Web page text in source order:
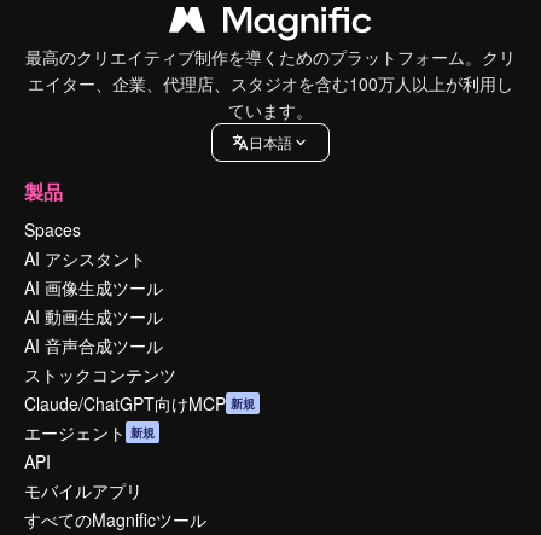
最高のクリエイティブ制作を導くためのプラットフォーム。クリ
エイター、企業、代理店、スタジオを含む100万人以上が利用し
ています。
日本語
製品
Spaces
AI アシスタント
AI 画像生成ツール
AI 動画生成ツール
AI 音声合成ツール
ストックコンテンツ
Claude/ChatGPT向けMCP 新規
エージェント 新規
API
モバイルアプリ
すべてのMagnificツール